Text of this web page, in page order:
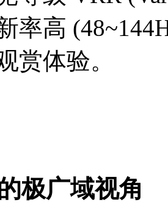
率高 (48~144Hz
赏体验。
极广域视角